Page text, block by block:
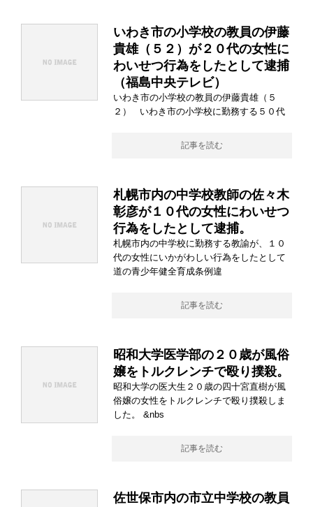
いわき市の小学校の教員の伊藤
貴雄（５２）が２０代の女性に
わいせつ行為をしたとして逮捕
（福島中央テレビ）
いわき市の小学校の教員の伊藤貴雄（５
２） いわき市の小学校に勤務する５０代
記事を読む
札幌市内の中学校教師の佐々木
彰彦が１０代の女性にわいせつ
行為をしたとして逮捕。
札幌市内の中学校に勤務する教諭が、１０
代の女性にいかがわしい行為をしたとして
道の青少年健全育成条例違
記事を読む
昭和大学医学部の２０歳が風俗
嬢をトルクレンチで殴り撲殺。
昭和大学の医大生２０歳の四十宮直樹が風
俗嬢の女性をトルクレンチで殴り撲殺しま
した。 &nbs
記事を読む
佐世保市内の市立中学校の教員